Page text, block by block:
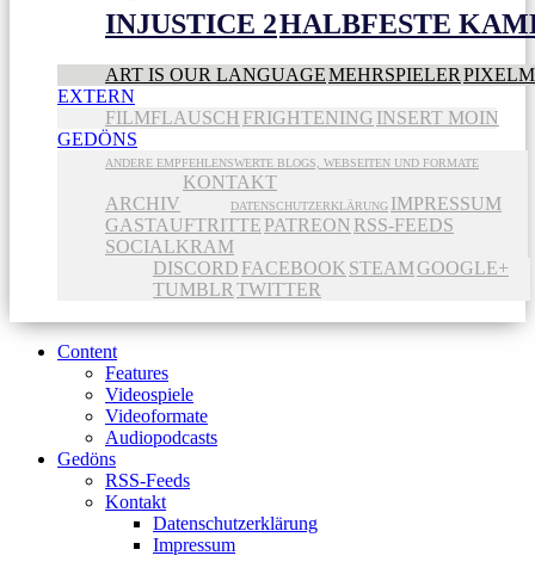
INJUSTICE 2HALBFESTE
ART IS OUR LANGUAGEMEHRSPIELER
EXTERN
FILMFLAUSCH FRIGHTENING INSERT MOIN
GEDÖNS
ANDERE EMPFEHLENSWERTE BLOGS, WEBSEITEN UND FORMATE
ARCHIV
KONTAKT
DATENSCHUTZERKLÄRUNG IMPRESSUM
GASTAUFTRITTE PATREON RSS-FEEDS
SOCIALKRAM
DISCORD FACEBOOK STEAMGOOGLE+
TUMBLR TWITTER
Content
Features
Videospiele
Videoformate
Audiopodcasts
Gedöns
RSS-Feeds
Kontakt
Datenschutzerklärung
Impressum